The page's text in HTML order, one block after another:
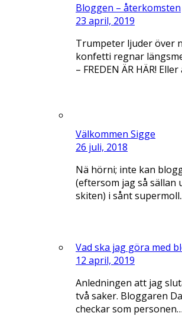
Bloggen – återkomsten
23 april, 2019
Trumpeter ljuder över
konfetti regnar
– FREDEN ÄR HÄR!
Välkommen Sigge
26 juli, 2018
Nä hörni; inte kan
(eftersom jag så sällan
skiten) i sånt
Vad ska jag göra med
12 april, 2019
Anledningen att jag
två saker. Bloggaren
checkar som personen…